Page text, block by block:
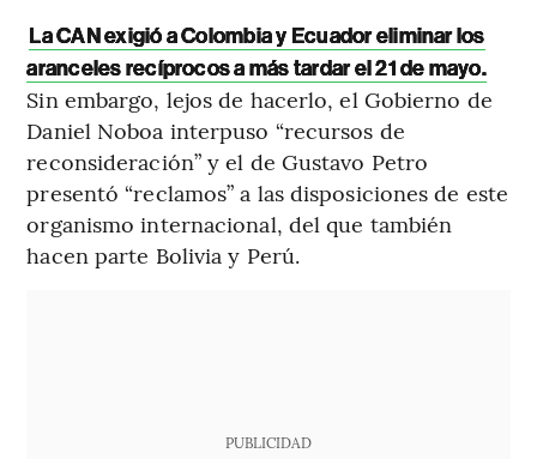
La CAN exigió a Colombia y Ecuador eliminar los
aranceles recíprocos a más tardar el 21 de mayo.
Sin embargo, lejos de hacerlo, el Gobierno de
Daniel Noboa interpuso “recursos de
reconsideración” y el de Gustavo Petro
presentó “reclamos” a las disposiciones de este
organismo internacional, del que también
hacen parte Bolivia y Perú.
PUBLICIDAD